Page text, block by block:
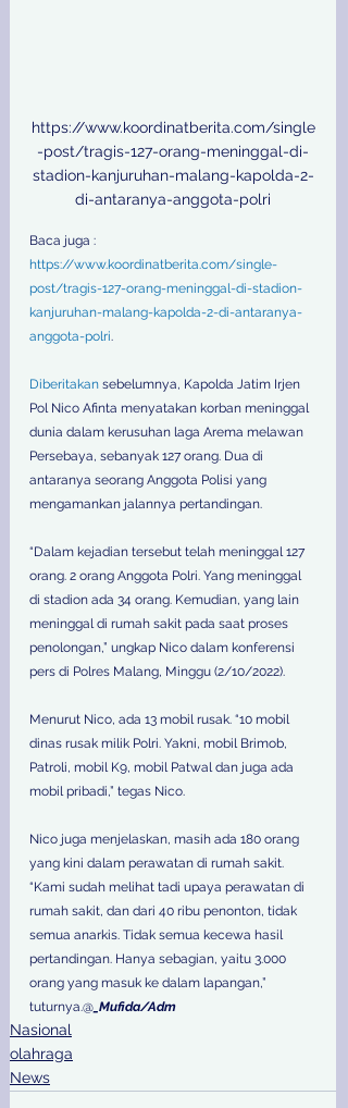
https://www.koordinatberita.com/single
-post/tragis-127-orang-meninggal-di-
stadion-kanjuruhan-malang-kapolda-2-
di-antaranya-anggota-polri
Baca juga :
https://www.koordinatberita.com/single-
post/tragis-127-orang-meninggal-di-stadion-
kanjuruhan-malang-kapolda-2-di-antaranya-
anggota-polri.
Diberitakan sebelumnya, Kapolda Jatim Irjen
Pol Nico Afinta menyatakan korban meninggal
dunia dalam kerusuhan laga Arema melawan
Persebaya, sebanyak 127 orang. Dua di
antaranya seorang Anggota Polisi yang
mengamankan jalannya pertandingan.
“Dalam kejadian tersebut telah meninggal 127
orang. 2 orang Anggota Polri. Yang meninggal
di stadion ada 34 orang. Kemudian, yang lain
meninggal di rumah sakit pada saat proses
penolongan,” ungkap Nico dalam konferensi
pers di Polres Malang, Minggu (2/10/2022).
Menurut Nico, ada 13 mobil rusak. “10 mobil
dinas rusak milik Polri. Yakni, mobil Brimob,
Patroli, mobil K9, mobil Patwal dan juga ada
mobil pribadi,” tegas Nico.
Nico juga menjelaskan, masih ada 180 orang
yang kini dalam perawatan di rumah sakit.
“Kami sudah melihat tadi upaya perawatan di
rumah sakit, dan dari 40 ribu penonton, tidak
semua anarkis. Tidak semua kecewa hasil
pertandingan. Hanya sebagian, yaitu 3.000
orang yang masuk ke dalam lapangan,”
tuturnya.@ _Mufida/Adm
Nasional
olahraga
News